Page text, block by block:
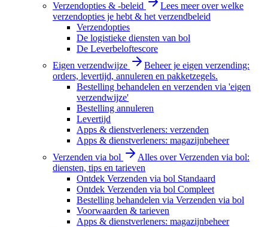
Verzendopties & -beleid
Lees meer over welke
verzendopties je hebt & het verzendbeleid
Verzendopties
De logistieke diensten van bol
De Leverbeloftescore
Eigen verzendwijze
Beheer je eigen verzending:
orders, levertijd, annuleren en pakketzegels.
Bestelling behandelen en verzenden via 'eigen
verzendwijze'
Bestelling annuleren
Levertijd
Apps & dienstverleners: verzenden
Apps & dienstverleners: magazijnbeheer
Verzenden via bol
Alles over Verzenden via bol:
diensten, tips en tarieven
Ontdek Verzenden via bol Standaard
Ontdek Verzenden via bol Compleet
Bestelling behandelen via Verzenden via bol
Voorwaarden & tarieven
Apps & dienstverleners: magazijnbeheer